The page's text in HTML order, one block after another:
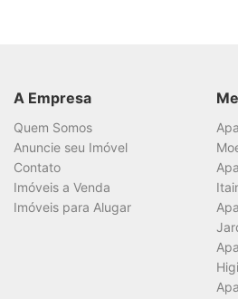
A Empresa
Quem Somos
Anuncie seu Imóvel
Contato
Imóveis a Venda
Imóveis para Alugar